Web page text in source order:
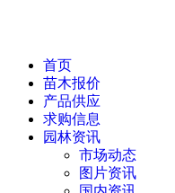
首页
苗木报价
产品供应
求购信息
园林资讯
市场动态
图片资讯